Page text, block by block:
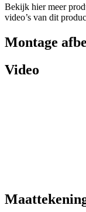
Bekijk hier meer
video’s van dit
Montage
Video